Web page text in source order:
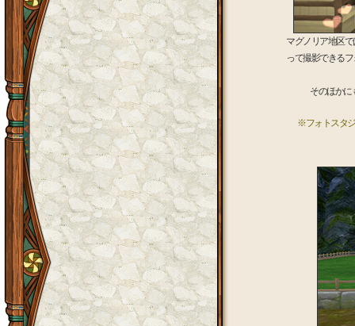
マグノリア地区
って撮影できる
そのほかに
※フォトスタ